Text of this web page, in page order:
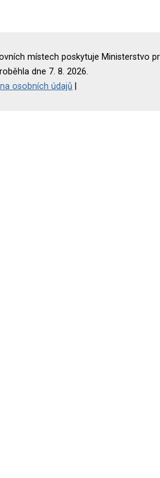
místech poskytuje Ministerstvo
dne 7. 8. 2026.
osobních údajů